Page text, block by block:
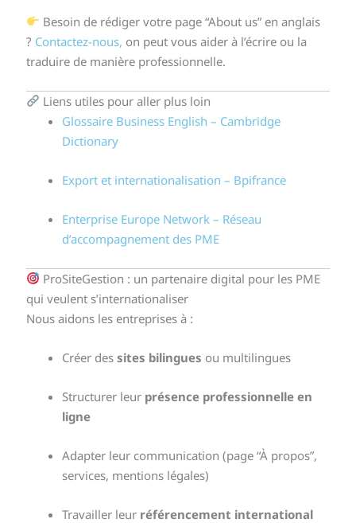
Besoin de rédiger votre page “About us” en anglais
? Contactez-nous, on peut vous aider à l’écrire ou la
traduire de manière professionnelle.
Liens utiles pour aller plus loin
Glossaire Business English – Cambridge
Dictionary
Export et internationalisation – Bpifrance
Enterprise Europe Network – Réseau
d’accompagnement des PME
ProSiteGestion : un partenaire digital pour les PME
qui veulent s’internationaliser
Nous aidons les entreprises à :
Créer dessites bilingues ou multilingues
Structurer leur présence professionnelle en
ligne
Adapter leur communication (page “À propos”,
services, mentions légales)
Travailler leur référencement international